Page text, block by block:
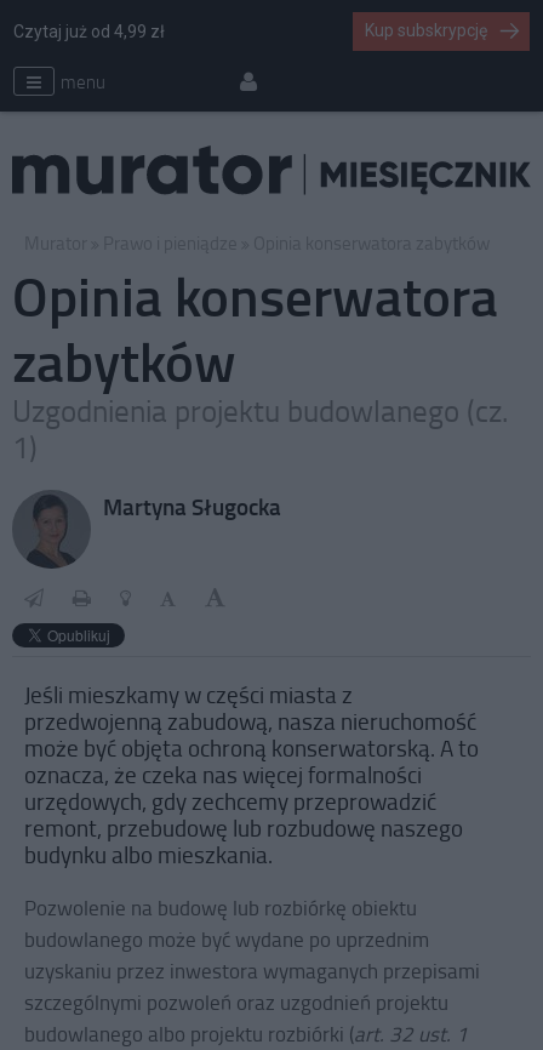
menu
Czytaj już od 4,99 zł Kup subskrypcję
Opinia konserwatora
zabytków
Uzgodnienia projektu budowlanego (cz.
1)
Martyna Sługocka
Jeśli mieszkamy w części miasta z
przedwojenną zabudową, nasza nieruchomość
może być objęta ochroną konserwatorską. A to
oznacza, że czeka nas więcej formalności
urzędowych, gdy zechcemy przeprowadzić
remont, przebudowę lub rozbudowę naszego
budynku albo mieszkania.
Pozwolenie na budowę lub rozbiórkę obiektu
budowlanego może być wydane po uprzednim
uzyskaniu przez inwestora wymaganych przepisami
szczególnymi pozwoleń oraz uzgodnień projektu
budowlanego albo projektu rozbiórki (art. 32 ust. 1